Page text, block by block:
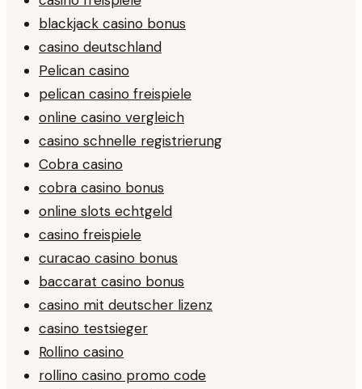
blackjack casino bonus
casino deutschland
Pelican casino
pelican casino freispiele
online casino vergleich
casino schnelle registrierung
Cobra casino
cobra casino bonus
online slots echtgeld
casino freispiele
curacao casino bonus
baccarat casino bonus
casino mit deutscher lizenz
casino testsieger
Rollino casino
rollino casino promo code